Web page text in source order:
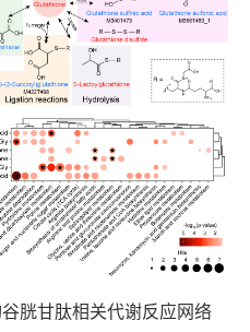
胱甘肽相关代谢反应网络